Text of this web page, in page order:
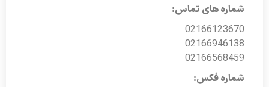
شماره های تماس:
02166123670
02166946138
02166568459
شماره فکس: